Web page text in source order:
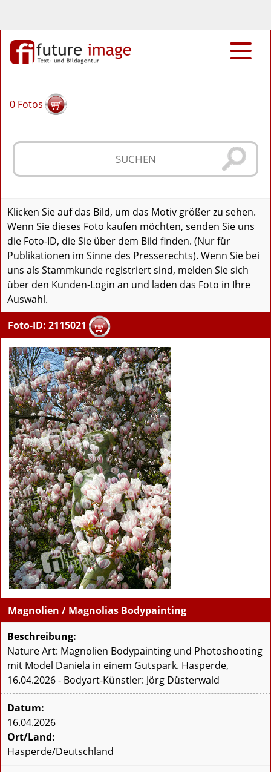
0 Fotos
Klicken Sie auf das Bild, um das Motiv größer zu sehen.
Wenn Sie dieses Foto kaufen möchten, senden Sie uns
die Foto-ID, die Sie über dem Bild finden. (Nur für
Publikationen im Sinne des Presserechts). Wenn Sie bei
uns als Stammkunde registriert sind, melden Sie sich
über den Kunden-Login an und laden das Foto in Ihre
Auswahl.
Foto-ID: 2115021
Magnolien / Magnolias Bodypainting
Beschreibung:
Nature Art: Magnolien Bodypainting und Photoshooting
mit Model Daniela in einem Gutspark. Hasperde,
16.04.2026 - Bodyart-Künstler: Jörg Düsterwald
Datum:
16.04.2026
Ort/Land:
Hasperde/Deutschland